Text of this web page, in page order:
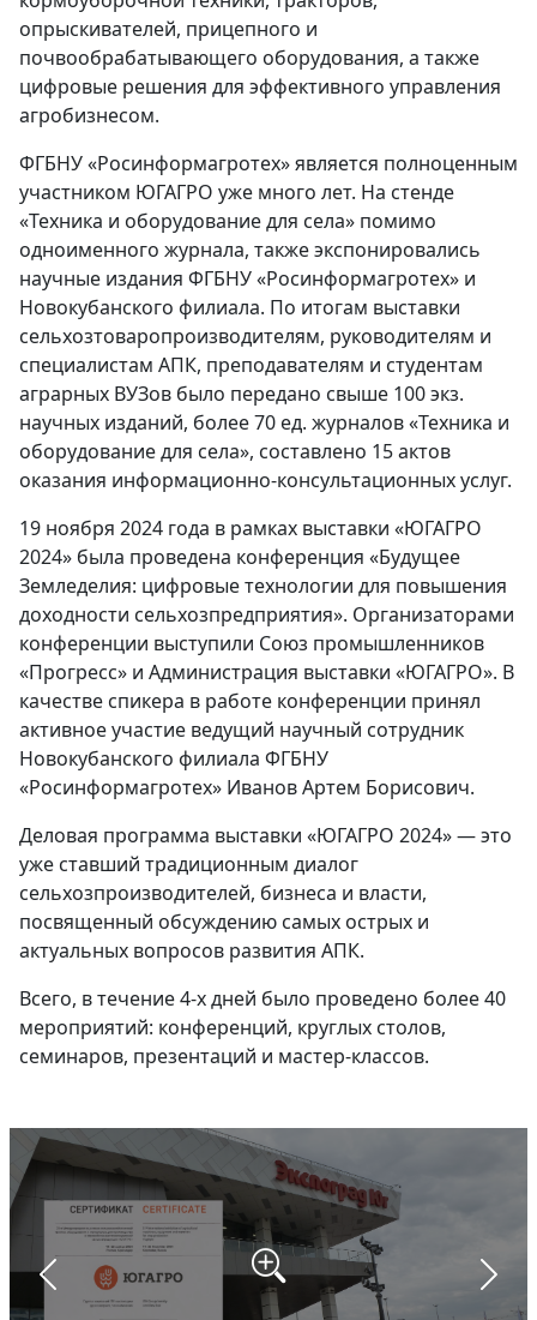
опрыскивателей, прицепного и
почвообрабатывающего оборудования, а также
цифровые решения для эффективного управления
агробизнесом.
ФГБНУ «Росинформагротех» является полноценным
участником ЮГАГРО уже много лет. На стенде
«Техника и оборудование для села» помимо
одноименного журнала, также экспонировались
научные издания ФГБНУ «Росинформагротех» и
Новокубанского филиала. По итогам выставки
сельхозтоваропроизводителям, руководителям и
специалистам АПК, преподавателям и студентам
аграрных ВУЗов было передано свыше 100 экз.
научных изданий, более 70 ед. журналов «Техника и
оборудование для села», составлено 15 актов
оказания информационно-консультационных услуг.
19 ноября 2024 года в рамках выставки «ЮГАГРО
2024» была проведена конференция «Будущее
Земледелия: цифровые технологии для повышения
доходности сельхозпредприятия». Организаторами
конференции выступили Союз промышленников
«Прогресс» и Администрация выставки «ЮГАГРО». В
качестве спикера в работе конференции принял
активное участие ведущий научный сотрудник
Новокубанского филиала ФГБНУ
«Росинформагротех» Иванов Артем Борисович.
Деловая программа выставки «ЮГАГРО 2024» — это
уже ставший традиционным диалог
сельхозпроизводителей, бизнеса и власти,
посвященный обсуждению самых острых и
актуальных вопросов развития АПК.
Всего, в течение 4-х дней было проведено более 40
мероприятий: конференций, круглых столов,
семинаров, презентаций и мастер-классов.
Назад